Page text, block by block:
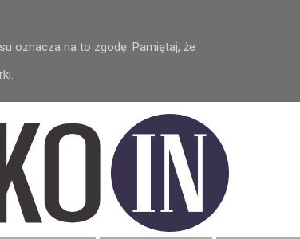
oznacza na to zgodę. Pamiętaj, że